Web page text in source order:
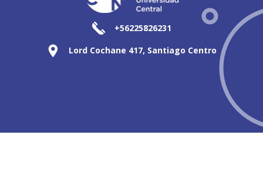
+56225826231
Lord Cochane 417, Santiago Centro